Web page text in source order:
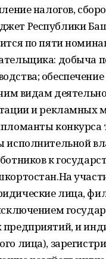
налогов,
Республики
по пяти
добыча
видам
и рекламных
конкурса
исполнительной
к
лица,
и
лица),